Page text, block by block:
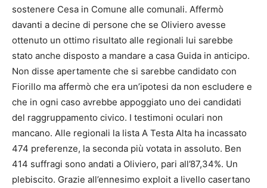
sostenere Cesa in Comune alle comunali. Affermò
davanti a decine di persone che se Oliviero avesse
ottenuto un ottimo risultato alle regionali lui sarebbe
stato anche disposto a mandare a casa Guida in anticipo.
Non disse apertamente che si sarebbe candidato con
Fiorillo ma affermò che era un’ipotesi da non escludere e
che in ogni caso avrebbe appoggiato uno dei candidati
del raggruppamento civico. I testimoni oculari non
mancano. Alle regionali la lista A Testa Alta ha incassato
474 preferenze, la seconda più votata in assoluto. Ben
414 suffragi sono andati a Oliviero, pari all’87,34%. Un
plebiscito. Grazie all’ennesimo exploit a livello casertano